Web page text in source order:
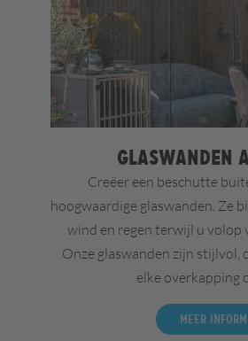
Glaswanden
Creëer een beschutte
hoogwaardige glaswanden. Ze
wind en regen terwijl u volop
Onze glaswanden zijn stijlvol,
elke overkapping
Meer